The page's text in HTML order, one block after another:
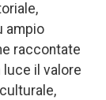
ampio
raccontate
luce il valore